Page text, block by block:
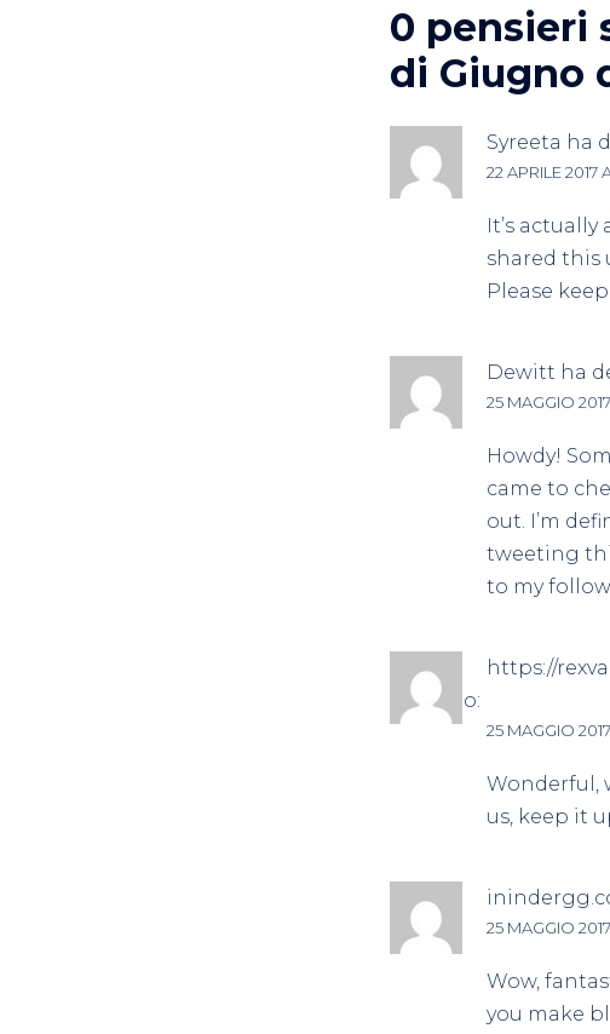
0 pensieri
di Giugno
Syreeta ha
22 APRILE 2017
It’s
shared this
Please
Dewitt ha
25 MAGGIO
Howdy!
came to
out. I’m
tweeting
to my
https://
ha detto:
25 MAGGIO
Wonderful,
us, keep it
25 MAGGIO
Wow,
you make